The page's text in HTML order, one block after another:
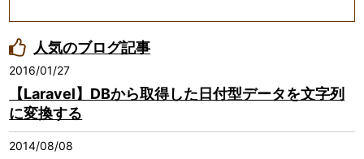
人気のブログ記事
2016/01/27
【Laravel】DBから取得した日付型データを文字列
に変換する
2014/08/08